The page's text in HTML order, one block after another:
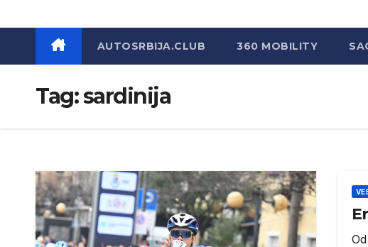
AUTOSRBIJA.CLUB 360 MOBILITY
Tag:sardinija